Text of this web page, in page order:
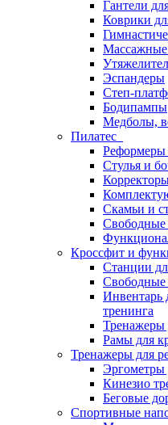
Гантели
Коврики
Эспандеры
Степ-
Бодипампы
Медболы,
Пилатес
Реформеры
Стулья и
Скамьи и
Свободные
Кроссфит и
Станции
Свободные
Инвентарь
тренинга
Тренажеры
Рамы для
Тренажеры для
Эргометры
Кинезио
Беговые
Спортивные